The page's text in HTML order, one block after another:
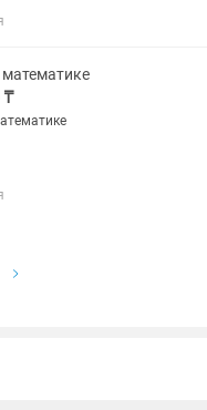
улучшил оценки
математике
₸